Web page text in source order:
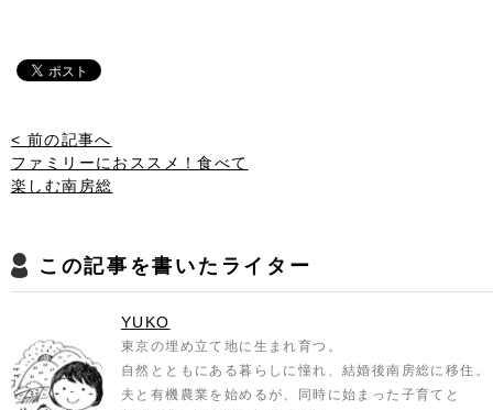
< 前の記事へ
ファミリーにおススメ！食べて
楽しむ南房総
この記事を書いたライター
YUKO
東京の埋め立て地に生まれ育つ。
自然とともにある暮らしに憧れ、結婚後南房総に移住。
夫と有機農業を始めるが、同時に始まった子育てと